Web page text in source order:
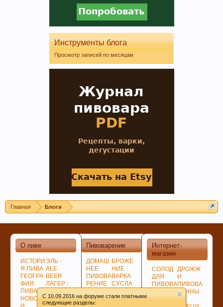
C 10.09.2016 на форуме стали платными
следующие разделы:
Инструменты блога
Просмотр записей по месяцам
Главная Блоги
Интернет-
магазин
СОЛОД
ДЛЯ
ПИВОВА
НЕСОЛ
ДРОЖЖ
И
ПИВОВА
РЕННЫ
Е
О пиве
ИСТОРИ
Я ПИВА
ГЕОГРА
ФИЯ
ПИВА
НОВОСТ
ЭЛЬ -
ALE
BEER
ЛАГЕР -
ПО
Пивоварение
ДОМАШ
НЕЕ
ПИВОВА
РЕНИЕ
ОВКА,
БРОЖЕ
НИЕ
ВАРКА
СУСЛА
LAGER